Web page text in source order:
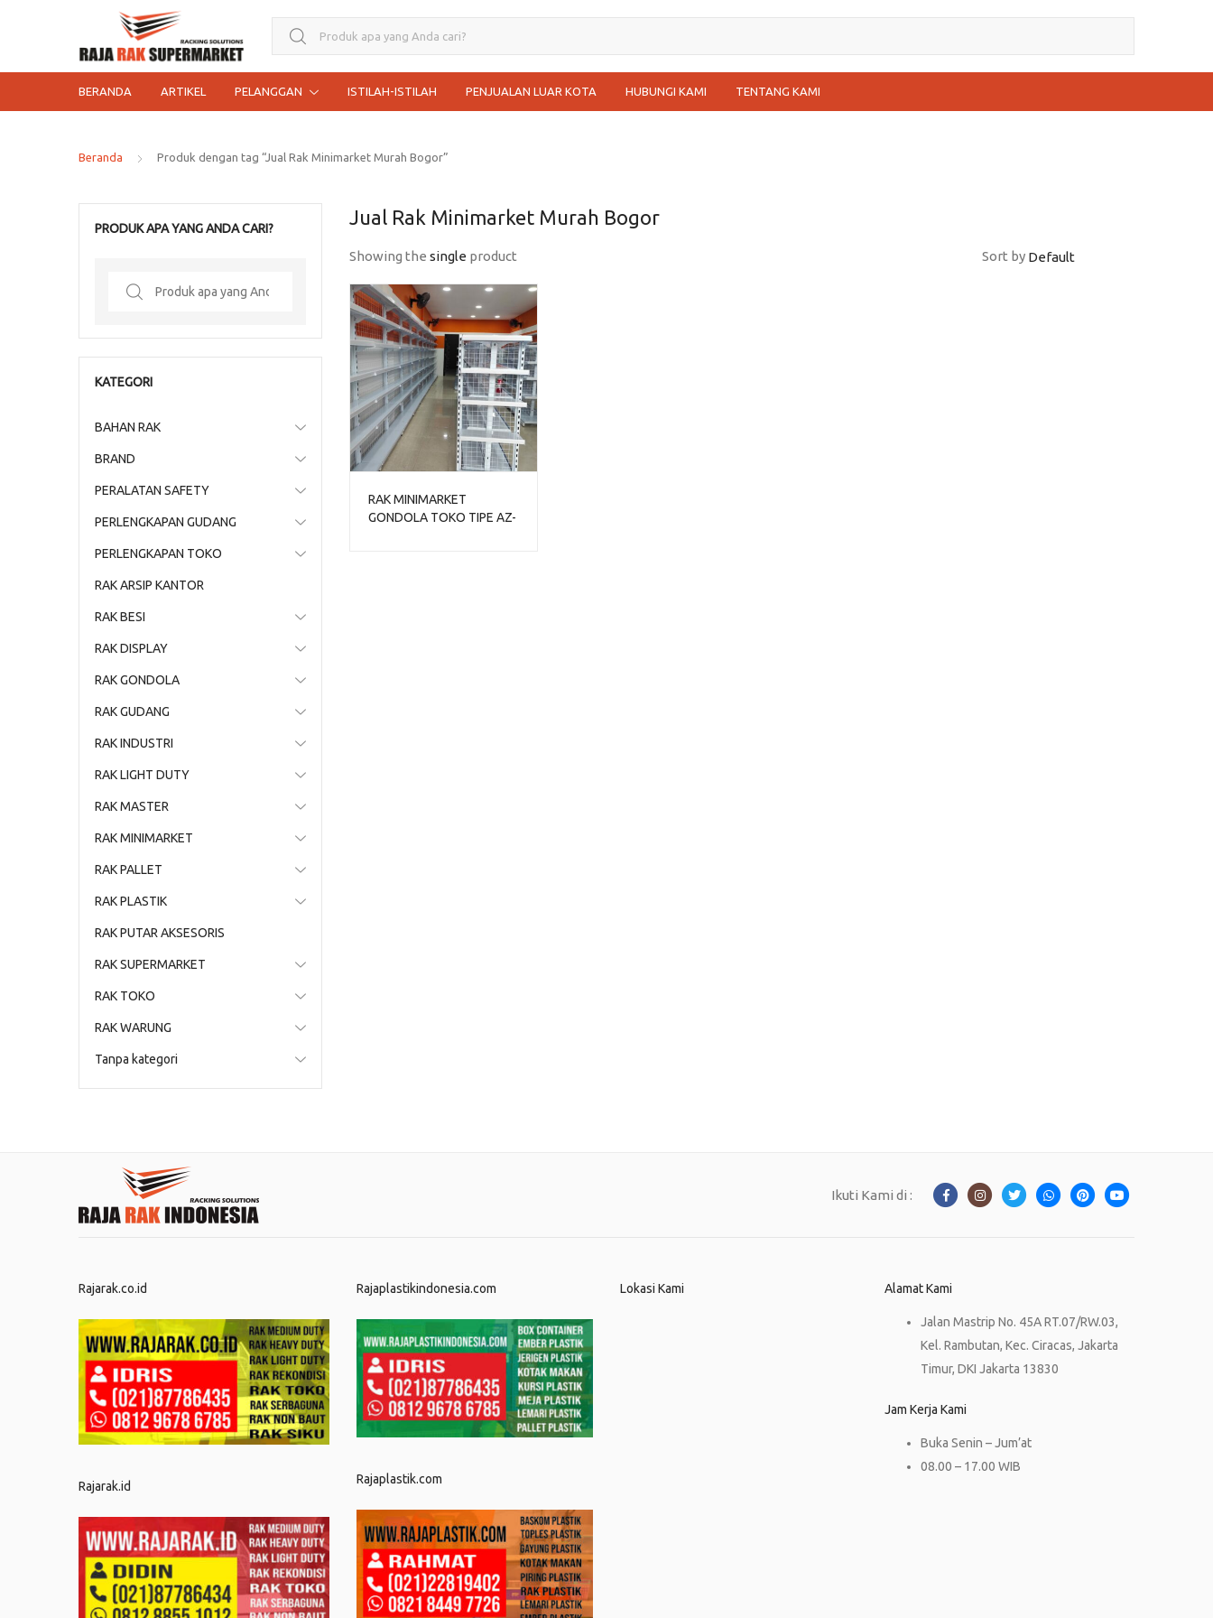
Search for:
BERANDA ARTIKEL PELANGGAN ISTILAH-ISTILAH PENJUALAN LUAR KOTA HUBUNGI KAMI TENTANG KAMI
Beranda Produk dengan tag “Jual Rak Minimarket Murah Bogor”
Jual Rak Minimarket Murah Bogor
Showing the single product Sort by
RAK MINIMARKET
GONDOLA TOKO TIPE AZ-
PRODUK APA YANG ANDA CARI?
Search
KATEGORI
BAHAN RAK
BRAND
PERALATAN SAFETY
PERLENGKAPAN GUDANG
PERLENGKAPAN TOKO
RAK ARSIP KANTOR
RAK BESI
RAK DISPLAY
RAK GONDOLA
RAK GUDANG
RAK INDUSTRI
RAK LIGHT DUTY
RAK MASTER
RAK MINIMARKET
RAK PALLET
RAK PLASTIK
RAK PUTAR AKSESORIS
RAK SUPERMARKET
RAK TOKO
RAK WARUNG
Tanpa kategori
Ikuti Kami di :
Rajarak.co.id
Rajarak.id
Rajaplastikindonesia.com
Rajaplastik.com
Lokasi Kami Alamat Kami
Jalan Mastrip No. 45A RT.07/RW.03,
Kel. Rambutan, Kec. Ciracas, Jakarta
Timur, DKI Jakarta 13830
Jam Kerja Kami
Buka Senin – Jum’at
08.00 – 17.00 WIB